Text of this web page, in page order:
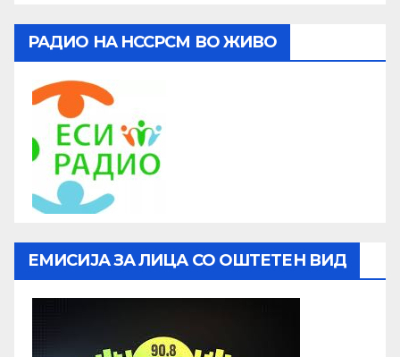
РАДИО НА НССРСМ ВО ЖИВО
ЕМИСИЈА ЗА ЛИЦА СО ОШТЕТЕН ВИД